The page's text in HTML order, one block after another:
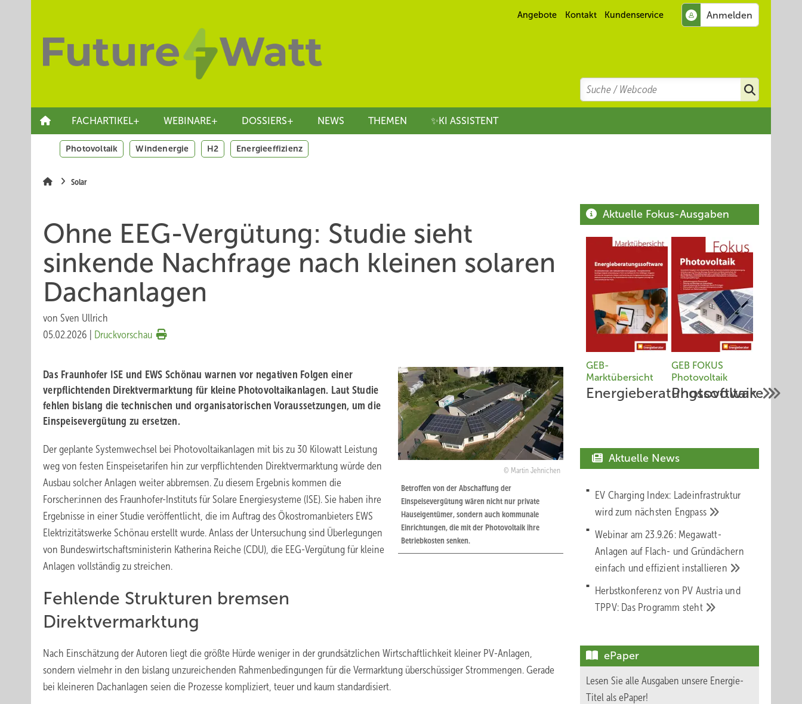
Angebote Kontakt Kundenservice
Search
Suchen
FACHARTIKEL+ WEBINARE+ DOSSIERS+ NEWS THEMEN ✨KI ASSISTENT
Photovoltaik Windenergie H2 Energieeffizienz
Solar
Ohne EEG-Vergütung: Studie sieht
sinkende Nachfrage nach kleinen solaren
Dachanlagen
von Sven Ullrich
05.02.2026
Druckvorschau
Martin Jehnichen
Betroffen von der Abschaffung der
Einspeisevergütung wären nicht nur private
Hauseigentümer, sondern auch kommunale
Einrichtungen, die mit der Photovoltaik ihre
Betriebkosten senken.
Das Fraunhofer ISE und EWS Schönau warnen vor negativen Folgen einer
verpflichtenden Direktvermarktung für kleine Photovoltaikanlagen. Laut Studie
fehlen bislang die technischen und organisatorischen Voraussetzungen, um die
Einspeisevergütung zu ersetzen.
Der geplante Systemwechsel bei Photovoltaikanlagen mit bis zu 30 Kilowatt Leistung
weg von festen Einspeisetarifen hin zur verpflichtenden Direktvermarktung würde den
Ausbau solcher Anlagen weiter abbremsen. Zu diesem Ergebnis kommen die
Forscher:innen des Fraunhofer-Instituts für Solare Energiesysteme (ISE). Sie haben ihre
Ergebnisse in einer Studie veröffentlicht, die im Auftrag des Ökostromanbieters EWS
Elektrizitätswerke Schönau erstellt wurde. Anlass der Untersuchung sind Überlegungen
von Bundeswirtschaftsministerin Katherina Reiche (CDU), die EEG-Vergütung für kleine
Anlagen vollständig zu streichen.
Fehlende Strukturen bremsen
Direktvermarktung
Nach Einschätzung der Autoren liegt die größte Hürde weniger in der grundsätzlichen Wirtschaftlichkeit kleiner PV-Anlagen,
sondern vielmehr in den bislang unzureichenden Rahmenbedingungen für die Vermarktung überschüssiger Strommengen. Gerade
bei kleineren Dachanlagen seien die Prozesse kompliziert, teuer und kaum standardisiert.
Aktuelle Fokus-Ausgaben
GEB-
Marktübersicht
Energieberatungssoftware
GEB FOKUS
Photovoltaik
Photovoltaik
Aktuelle News
EV Charging Index: Ladeinfrastruktur
wird zum nächsten Engpass
Webinar am 23.9.26: Megawatt-
Anlagen auf Flach- und Gründächern
einfach und effizient installieren
Herbstkonferenz von PV Austria und
TPPV: Das Programm steht
ePaper
Lesen Sie alle Ausgaben unsere Energie-
Titel als ePaper!